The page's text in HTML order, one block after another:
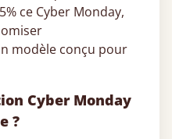
ce Cyber Monday,
modèle conçu pour
Cyber Monday
?